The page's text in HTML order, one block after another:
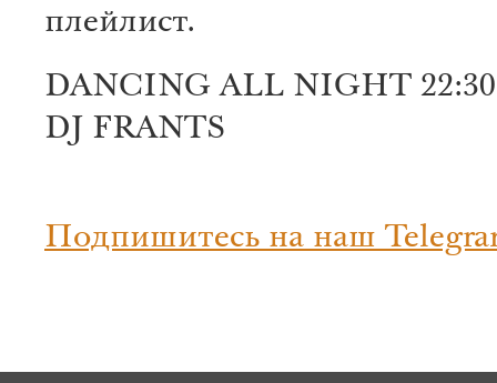
плейлист.
DANCING ALL NIGHT 22:30
DJ FRANTS
Подпишитесь на наш